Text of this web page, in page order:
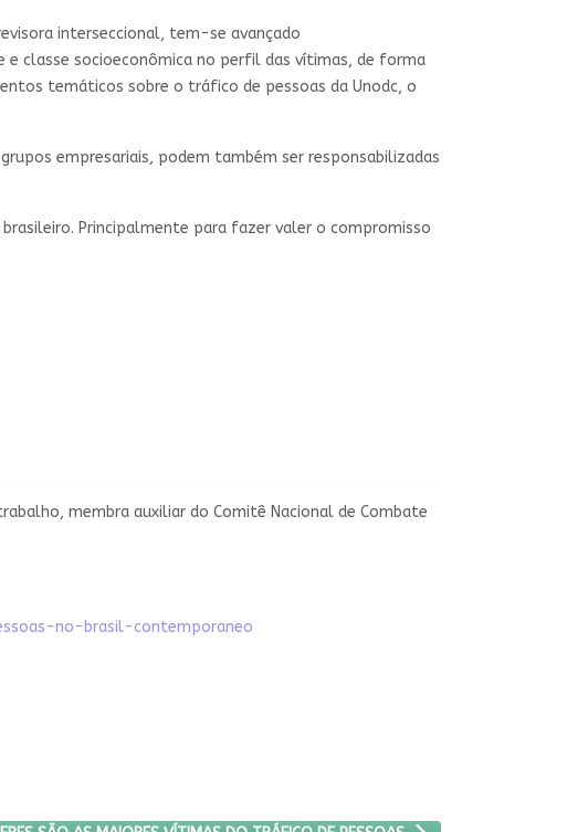
interseccional, tem-se avançado
e classe socioeconômica no perfil das vítimas, de forma
temáticos sobre o tráfico de pessoas da Unodc, o
empresariais, podem também ser responsabilizadas
Principalmente para fazer valer o compromisso
membra auxiliar do Comitê Nacional de Combate
no-brasil-contemporaneo